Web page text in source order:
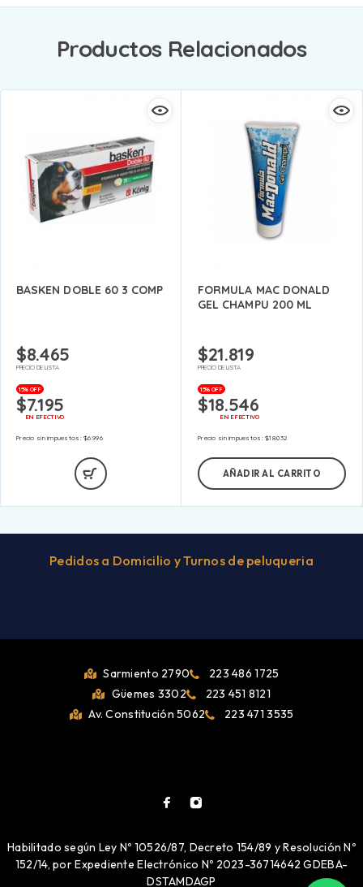
Productos Relacionados
BASKEN DOBLE 60 3 COMP
$8.465
PRECIO DE LISTA
15% OFF
$7.195
EN EFECTIVO
Precio sin impuestos:$6.996
FORMULA MAC DONALD
GEL CHAMPU 200 ML
$21.819
PRECIO DE LISTA
15% OFF
$18.546
EN EFECTIVO
Precio sin impuestos:$18.032
AÑADIR AL CARRITO
Pedidos a Domicilio y Turnos de peluqueria
Sarmiento 2790
223 486 1725
Güemes 3302
223 451 8121
Av. Constitución 5062
223 471 3535
Habilitado según Ley Nº 10526/87, Decreto 154/89 y Resolución Nº
152/14, por Expediente Electrónico Nº 2023-36714642 GDEBA-
DSTAMDAGP